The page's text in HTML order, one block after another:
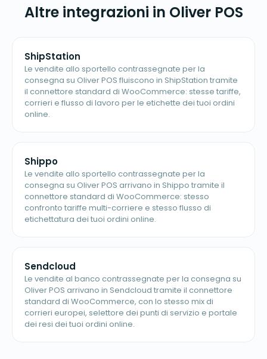
Altre integrazioni in Oliver POS
ShipStation
Le vendite allo sportello contrassegnate per la
consegna su Oliver POS fluiscono in ShipStation tramite
il connettore standard di WooCommerce: stesse tariffe,
corrieri e flusso di lavoro per le etichette dei tuoi ordini
online.
Shippo
Le vendite allo sportello contrassegnate per la
consegna su Oliver POS arrivano in Shippo tramite il
connettore standard di WooCommerce: stesso
confronto tariffe multi-corriere e stesso flusso di
etichettatura dei tuoi ordini online.
Sendcloud
Le vendite al banco contrassegnate per la consegna su
Oliver POS arrivano in Sendcloud tramite il connettore
standard di WooCommerce, con lo stesso mix di
corrieri europei, selettore dei punti di servizio e portale
dei resi dei tuoi ordini online.